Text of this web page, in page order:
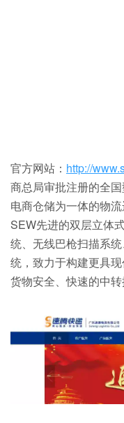
官方网站： http://
商总局审批注册的全
电商仓储为一体的物
SEW先进的双层立体
统、无线巴枪扫描系
统，致力于构建更具
货物安全、快速的中转